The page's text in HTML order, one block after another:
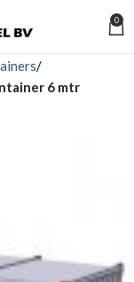
0
6 mtr